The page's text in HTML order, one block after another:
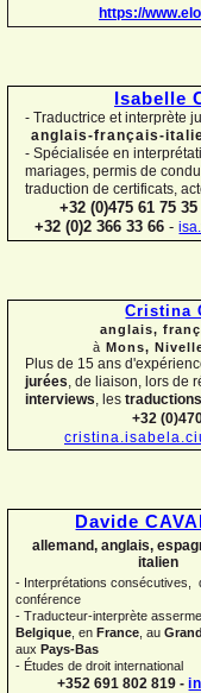
https://
Isabelle
- Traductrice et interprète
anglais-français-
- Spécialisée en
mariages, permis de
traduction de certificats,
+32 (0)475 61 75 35
+32 (0)2 366 33 66-
Cristina
anglais,
àMons,
Plus de 15 ans
jurées , de liaison, lors de
interviews , les
+32
Davide
allemand, anglais,
italien
- Interprétations consécutives,
conférence
- Traducteur-interprète
Belgique , en France , au
aux Pays-Bas
- Études de droit international
+352 691 802 819 -